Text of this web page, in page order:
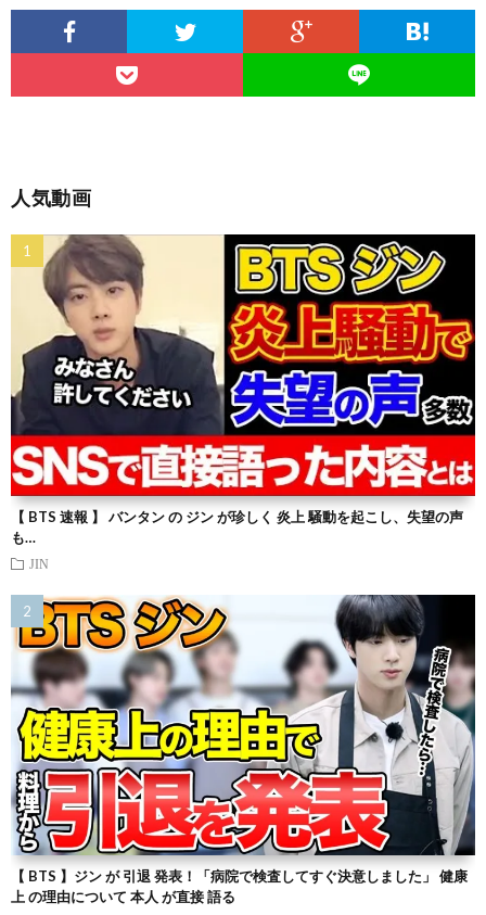
人気動画
【 BTS 速報 】 バンタン の ジン が珍しく 炎上 騒動を起こし、失望の声
も…
JIN
【 BTS 】ジン が 引退 発表！「病院で検査してすぐ決意しました」 健康
上 の理由について 本人 が直接 語る